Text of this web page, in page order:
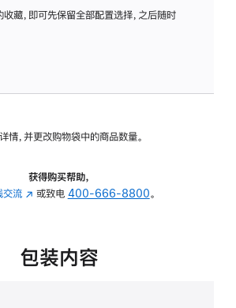
璃
转
的
藏，即可先保留全部配置选择，之后随时
情，并更改购物袋中的商品数量。
获得购买帮助，
交流 (在
中
或致电 400-666-8800。
包装内容